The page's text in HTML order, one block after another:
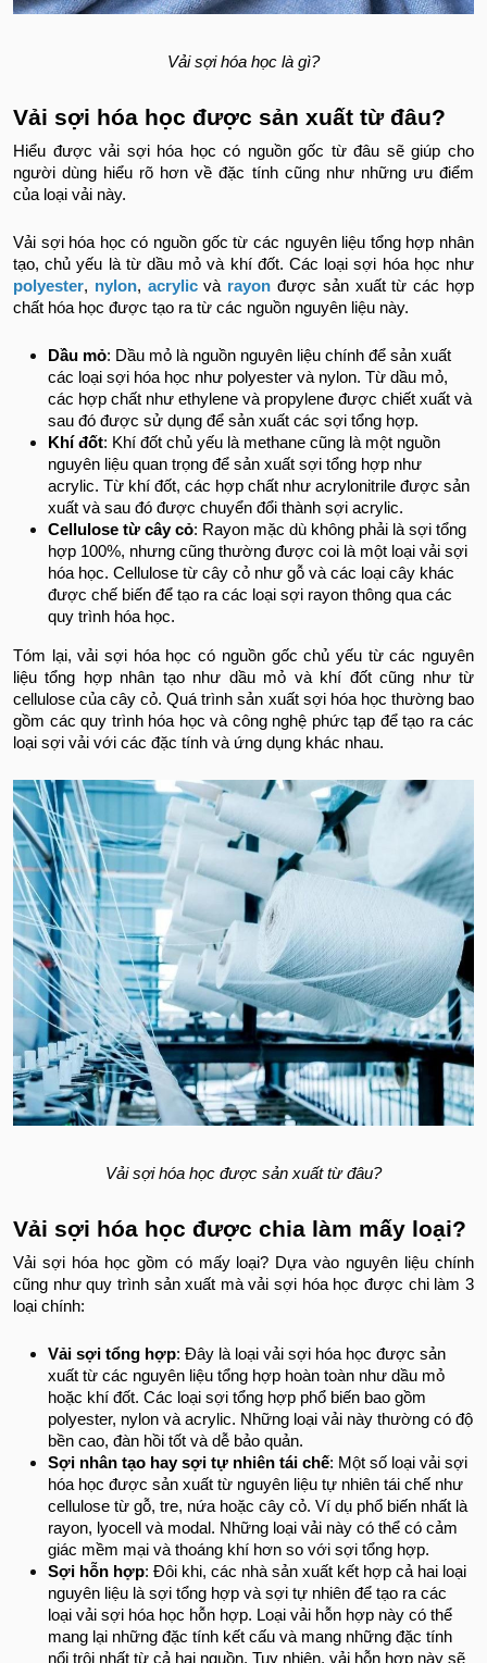
Vải sợi hóa học là gì?
Vải sợi hóa học được sản xuất từ đâu?
Hiểu được vải sợi hóa học có nguồn gốc từ đâu sẽ giúp cho
người dùng hiểu rõ hơn về đặc tính cũng như những ưu điểm
của loại vải này.
Vải sợi hóa học có nguồn gốc từ các nguyên liệu tổng hợp nhân
tạo, chủ yếu là từ dầu mỏ và khí đốt. Các loại sợi hóa học như
polyester, nylon, acrylicvà rayon được sản xuất từ các hợp
chất hóa học được tạo ra từ các nguồn nguyên liệu này.
Dầu mỏ: Dầu mỏ là nguồn nguyên liệu chính để sản xuất
các loại sợi hóa học như polyester và nylon. Từ dầu mỏ,
các hợp chất như ethylene và propylene được chiết xuất và
sau đó được sử dụng để sản xuất các sợi tổng hợp.
Khí đốt: Khí đốt chủ yếu là methane cũng là một nguồn
nguyên liệu quan trọng để sản xuất sợi tổng hợp như
acrylic. Từ khí đốt, các hợp chất như acrylonitrile được sản
xuất và sau đó được chuyển đổi thành sợi acrylic.
Cellulose từ cây cỏ: Rayon mặc dù không phải là sợi tổng
hợp 100%, nhưng cũng thường được coi là một loại vải sợi
hóa học. Cellulose từ cây cỏ như gỗ và các loại cây khác
được chế biến để tạo ra các loại sợi rayon thông qua các
quy trình hóa học.
Tóm lại, vải sợi hóa học có nguồn gốc chủ yếu từ các nguyên
liệu tổng hợp nhân tạo như dầu mỏ và khí đốt cũng như từ
cellulose của cây cỏ. Quá trình sản xuất sợi hóa học thường bao
gồm các quy trình hóa học và công nghệ phức tạp để tạo ra các
loại sợi vải với các đặc tính và ứng dụng khác nhau.
Vải sợi hóa học được sản xuất từ đâu?
Vải sợi hóa học được chia làm mấy loại?
Vải sợi hóa học gồm có mấy loại? Dựa vào nguyên liệu chính
cũng như quy trình sản xuất mà vải sợi hóa học được chi làm 3
loại chính:
Vải sợi tổng hợp: Đây là loại vải sợi hóa học được sản
xuất từ các nguyên liệu tổng hợp hoàn toàn như dầu mỏ
hoặc khí đốt. Các loại sợi tổng hợp phổ biến bao gồm
polyester, nylon và acrylic. Những loại vải này thường có độ
bền cao, đàn hồi tốt và dễ bảo quản.
Sợi nhân tạo hay sợi tự nhiên tái chế: Một số loại vải sợi
hóa học được sản xuất từ nguyên liệu tự nhiên tái chế như
cellulose từ gỗ, tre, nứa hoặc cây cỏ. Ví dụ phổ biến nhất là
rayon, lyocell và modal. Những loại vải này có thể có cảm
giác mềm mại và thoáng khí hơn so với sợi tổng hợp.
Sợi hỗn hợp: Đôi khi, các nhà sản xuất kết hợp cả hai loại
nguyên liệu là sợi tổng hợp và sợi tự nhiên để tạo ra các
loại vải sợi hóa học hỗn hợp. Loại vải hỗn hợp này có thể
mang lại những đặc tính kết cấu và mang những đặc tính
nổi trội nhất từ cả hai nguồn. Tuy nhiên, vải hỗn hợp này sẽ